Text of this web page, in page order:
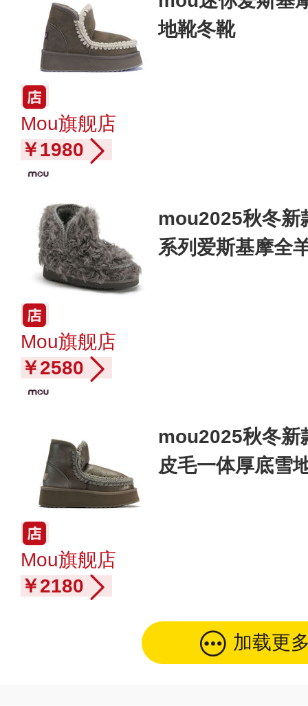
地靴冬靴
Mou旗舰店
￥1980
mou2025秋冬新
系列爱斯基摩全
Mou旗舰店
￥2580
mou2025秋冬新
皮毛一体厚底雪
Mou旗舰店
￥2180
加载更